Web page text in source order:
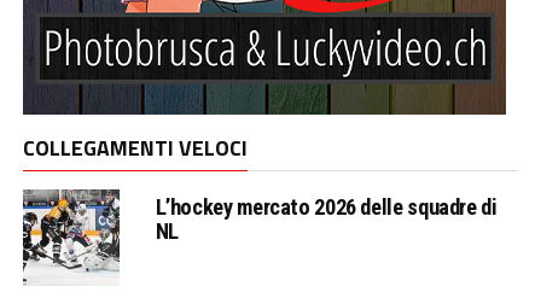
COLLEGAMENTI VELOCI
L’hockey mercato 2026 delle squadre di
NL